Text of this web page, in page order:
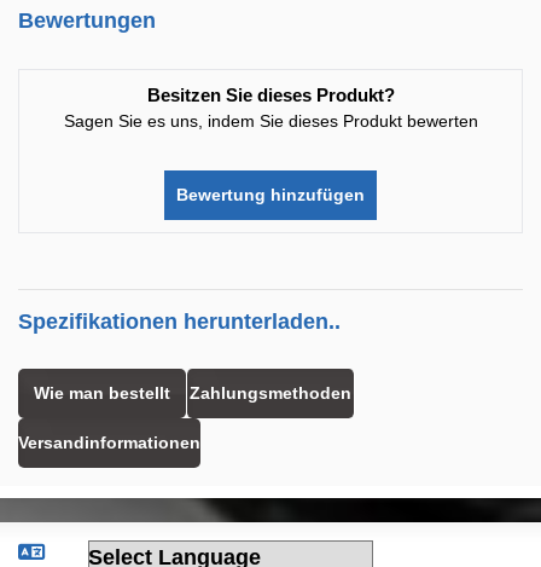
Bewertungen
Besitzen Sie dieses Produkt?
Sagen Sie es uns, indem Sie dieses Produkt bewerten
Bewertung hinzufügen
Spezifikationen herunterladen..
Wie man bestellt Zahlungsmethoden
Versandinformationen